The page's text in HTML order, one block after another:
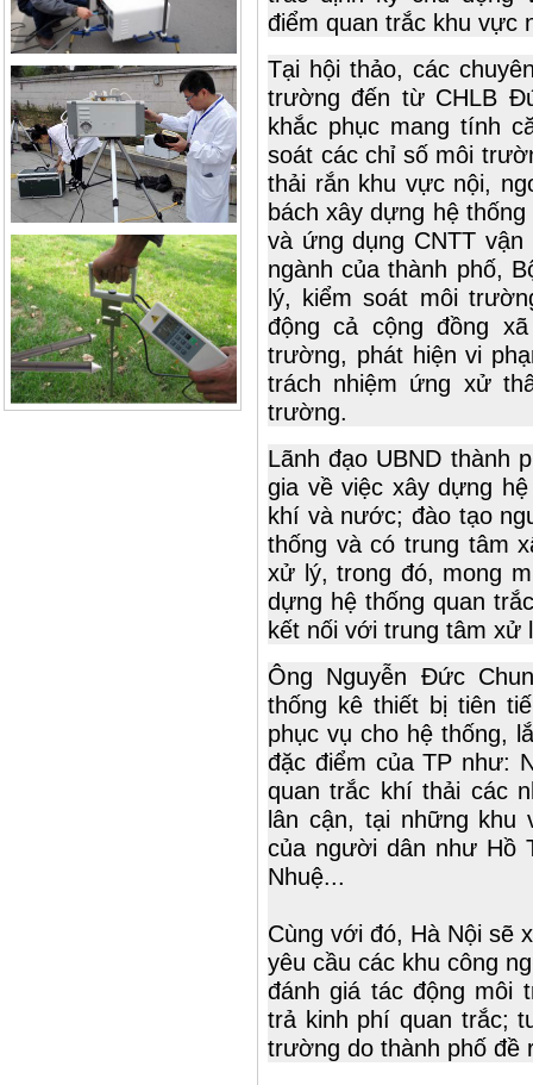
điểm quan trắc khu vực
Tại hội thảo, các
trường đến từ CHLB
khắc phục mang tính
soát các chỉ số môi
thải rắn khu vực nội,
bách xây dựng hệ
và ứng dụng CNTT
ngành của thành phố,
lý, kiểm soát môi
động cả cộng đồng
trường, phát hiện vi
trách nhiệm ứng xử
trường.
Lãnh đạo UBND thành
gia về việc xây dựng
khí và nước; đào tạo
thống và có trung tâm
xử lý, trong đó, mong
dựng hệ thống quan
kết nối với trung tâm xử
Ông Nguyễn Đức
thống kê thiết bị tiên
phục vụ cho hệ thống,
đặc điểm của TP như:
quan trắc khí thải các
lân cận, tại những khu
của người dân như Hồ
Nhuệ...
Cùng với đó, Hà Nội sẽ
yêu cầu các khu công
đánh giá tác động môi
trả kinh phí quan trắc;
trường do thành phố đề